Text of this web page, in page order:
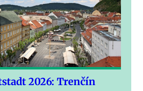
2026: Trenčín